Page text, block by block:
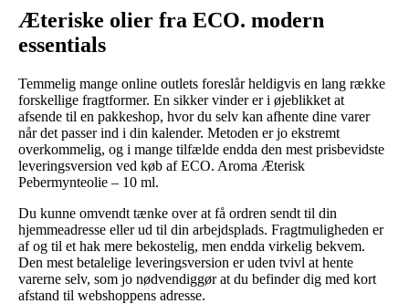
Æteriske olier fra ECO. modern
essentials
Temmelig mange online outlets foreslår heldigvis en lang række
forskellige fragtformer. En sikker vinder er i øjeblikket at
afsende til en pakkeshop, hvor du selv kan afhente dine varer
når det passer ind i din kalender. Metoden er jo ekstremt
overkommelig, og i mange tilfælde endda den mest prisbevidste
leveringsversion ved køb af ECO. Aroma Æterisk
Pebermynteolie – 10 ml.
Du kunne omvendt tænke over at få ordren sendt til din
hjemmeadresse eller ud til din arbejdsplads. Fragtmuligheden er
af og til et hak mere bekostelig, men endda virkelig bekvem.
Den mest betalelige leveringsversion er uden tvivl at hente
varerne selv, som jo nødvendiggør at du befinder dig med kort
afstand til webshoppens adresse.